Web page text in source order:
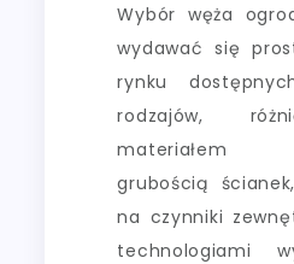
Wybór węża
wydawać się
rynku
rodzajów,
materiałem
grubością
na czynniki
technologiami